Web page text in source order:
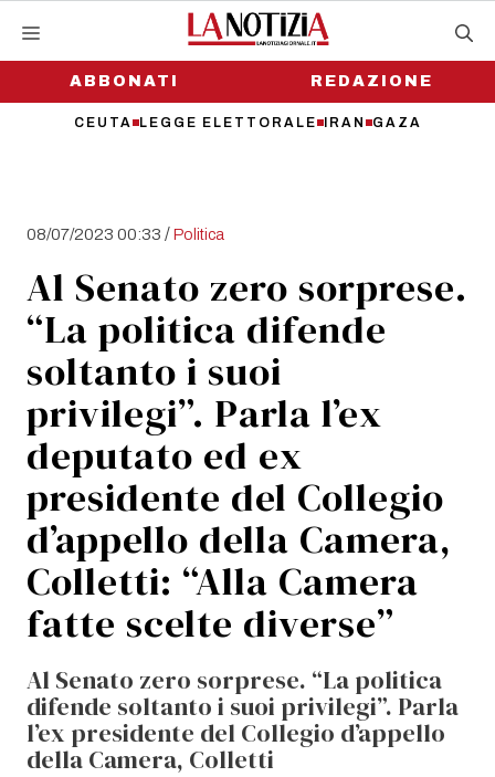
contenutoABBONATI
CEUTA LEGGE ELETTORALE IRAN GAZA
REDAZIONE
08/07/2023 00:33 /Politica
Al Senato zero sorprese.
“La politica difende
soltanto i suoi
privilegi”. Parla l’ex
deputato ed ex
presidente del Collegio
d’appello della Camera,
Colletti: “Alla Camera
fatte scelte diverse”
Al Senato zero sorprese. “La politica
difende soltanto i suoi privilegi”. Parla
l’ex presidente del Collegio d’appello
della Camera, Colletti